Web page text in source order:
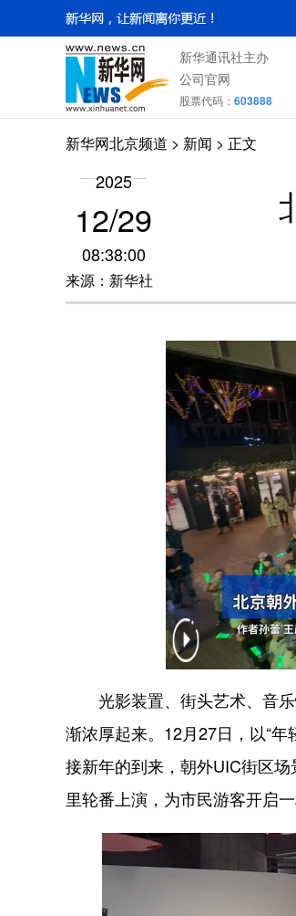
新华通讯社主办
公司官网
股票代码： 603888
新华网北京频道 > 新闻 > 正文
2025
12/29
08:38:00
来源：新华社
光影装置、街头艺术、音乐
渐浓厚起来。12月27日，以“
接新年的到来，朝外UIC街区
里轮番上演，为市民游客开启